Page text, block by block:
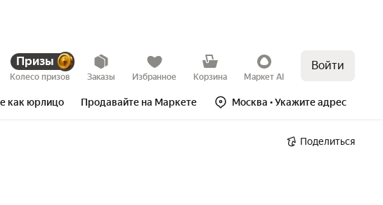
Призы
Колесо призов Заказы Избранное Корзина Маркет AI
Войти
как юрлицо Продавайте на Маркете Москва • Укажите адрес
Поделиться